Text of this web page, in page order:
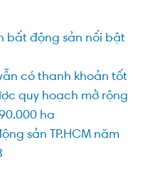
bất động sản nổi bật
có thanh khoản tốt
quy hoạch mở rộng
ha
sản TP.HCM năm